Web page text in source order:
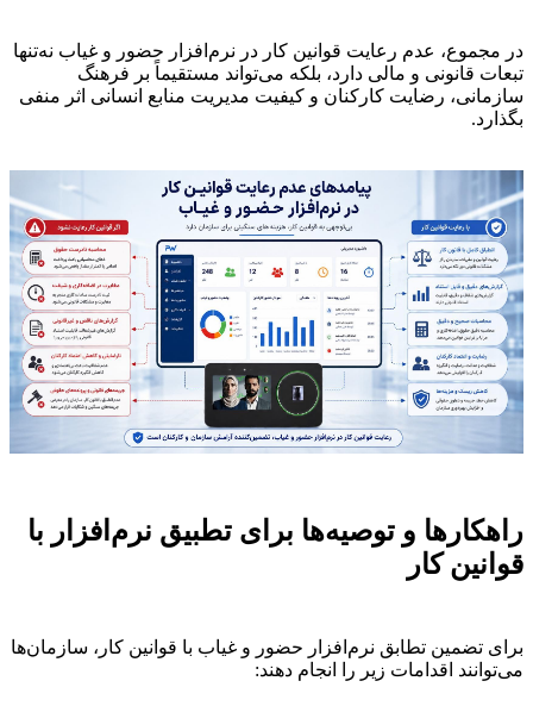
در مجموع، عدم رعایت قوانین کار در نرم‌افزار حضور و غیاب نه‌تنها
تبعات قانونی و مالی دارد، بلکه می‌تواند مستقیماً بر فرهنگ
سازمانی، رضایت کارکنان و کیفیت مدیریت منابع انسانی اثر منفی
بگذارد.
راهکارها و توصیه‌ها برای تطبیق نرم‌افزار با
قوانین کار
برای تضمین تطابق نرم‌افزار حضور و غیاب با قوانین کار، سازمان‌ها
می‌توانند اقدامات زیر را انجام دهند: